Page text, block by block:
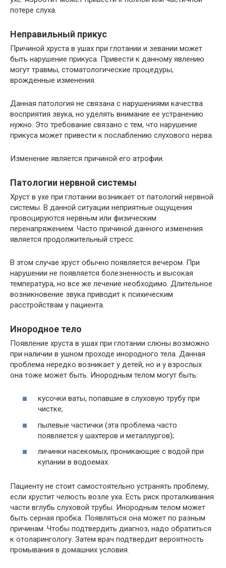
потере слуха.
Неправильный прикус
Причиной хруста в ушах при глотании и зевании может
быть нарушение прикуса. Привести к данному явлению
могут травмы, стоматологические процедуры,
врожденные изменения.
Данная патология не связана с нарушениями качества
восприятия звука, но уделять внимание ее устранению
нужно. Это требование связано с тем, что нарушение
прикуса может привести к послаблению слухового нерва.
Изменение является причиной его атрофии.
Патологии нервной системы
Хруст в ухе при глотании возникает от патологий нервной
системы. В данной ситуации неприятные ощущения
провоцируются нервным или физическим
перенапряжением. Часто причиной данного изменения
является продолжительный стресс.
В этом случае хруст обычно появляется вечером. При
нарушении не появляется болезненность и высокая
температура, но все же лечение необходимо. Длительное
возникновение звука приводит к психическим
расстройствам у пациента.
Инородное тело
Появление хруста в ушах при глотании слюны возможно
при наличии в ушном проходе инородного тела. Данная
проблема нередко возникает у детей, но и у взрослых
она тоже может быть. Инородным телом могут быть:
кусочки ваты, попавшие в слуховую трубу при
чистке;
пылевые частички (эта проблема часто
появляется у шахтеров и металлургов);
личинки насекомых, проникающие с водой при
купании в водоемах.
Пациенту не стоит самостоятельно устранять проблему,
если хрустит челюсть возле уха. Есть риск проталкивания
части вглубь слуховой трубы. Инородным телом может
быть серная пробка. Появляться она может по разным
причинам. Чтобы подтвердить диагноз, надо обратиться
к отоларингологу. Затем врач подтвердит вероятность
промывания в домашних условия.